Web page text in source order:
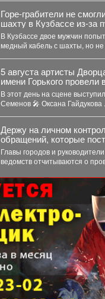
Горе-грабители не
шахту в Кузбассе из-за
В Кузбассе двое мужчин
5 августа артисты
имени Горького провели
концерт в
«Топаз».
В этот день на сцене выступили: 🎤
Держу на личном
обращений, которые
время прямого эфира 28
Главы городов и
ведомств отчитываются о